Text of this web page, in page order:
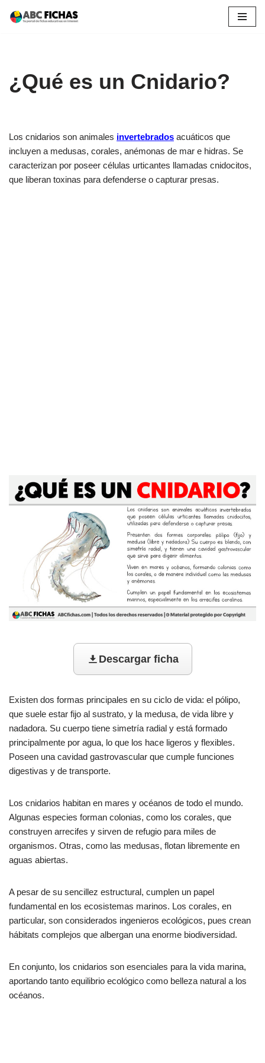
¿Qué es un Cnidario?
Los cnidarios son animales invertebrados acuáticos que
incluyen a medusas, corales, anémonas de mar e hidras. Se
caracterizan por poseer células urticantes llamadas cnidocitos,
que liberan toxinas para defenderse o capturar presas.
Descargar ficha
Existen dos formas principales en su ciclo de vida: el pólipo,
que suele estar fijo al sustrato, y la medusa, de vida libre y
nadadora. Su cuerpo tiene simetría radial y está formado
principalmente por agua, lo que los hace ligeros y flexibles.
Poseen una cavidad gastrovascular que cumple funciones
digestivas y de transporte.
Los cnidarios habitan en mares y océanos de todo el mundo.
Algunas especies forman colonias, como los corales, que
construyen arrecifes y sirven de refugio para miles de
organismos. Otras, como las medusas, flotan libremente en
aguas abiertas.
A pesar de su sencillez estructural, cumplen un papel
fundamental en los ecosistemas marinos. Los corales, en
particular, son considerados ingenieros ecológicos, pues crean
hábitats complejos que albergan una enorme biodiversidad.
En conjunto, los cnidarios son esenciales para la vida marina,
aportando tanto equilibrio ecológico como belleza natural a los
océanos.